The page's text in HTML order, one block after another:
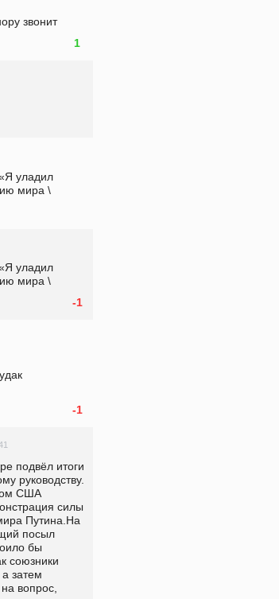
звонит
1
уладил
мира \
уладил
мира \
-1
-1
подвёл итоги
руководству.
США
силы
Путина.На
посыл
бы
союзники
затем
вопрос,